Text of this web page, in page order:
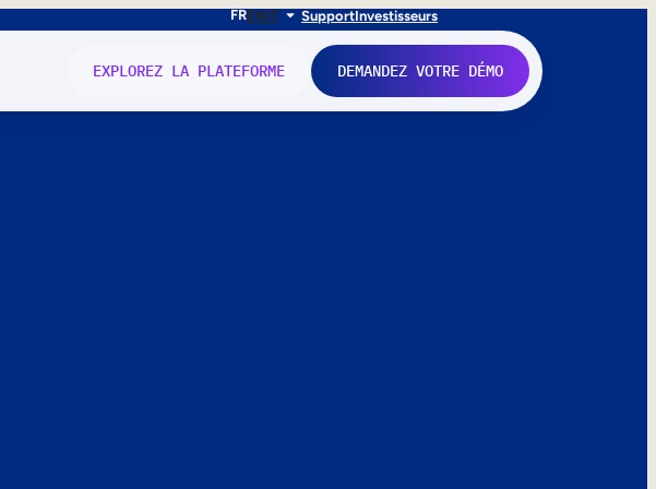
FRENIT SupportInvestisseurs
EXPLOREZ LA PLATEFORME DEMANDEZ VOTRE DÉMO